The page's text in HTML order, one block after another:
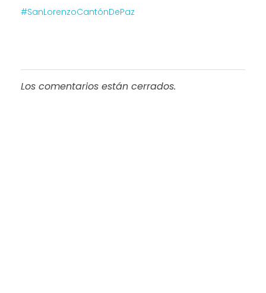
#SanLorenzoCantónDePaz
Los comentarios están cerrados.